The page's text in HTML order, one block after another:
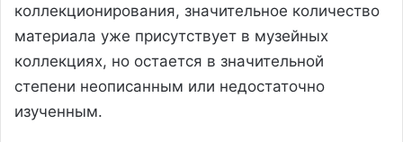
коллекционирования, значительное количество
материала уже присутствует в музейных
коллекциях, но остается в значительной
степени неописанным или недостаточно
изученным.